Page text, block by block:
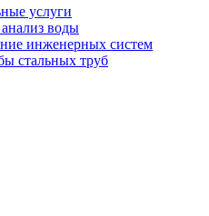
услуги
воды
инженерных систем
стальных труб